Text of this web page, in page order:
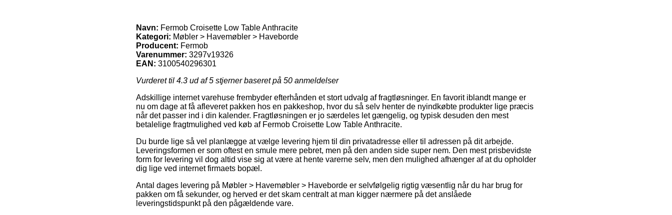
Navn: Fermob Croisette Low Table Anthracite
Kategori: Møbler > Havemøbler > Haveborde
Producent: Fermob
Varenummer: 3297v19326
EAN: 3100540296301
Vurderet til 4.3 ud af 5 stjerner baseret på 50 anmeldelser
Adskillige internet varehuse frembyder efterhånden et stort udvalg af fragtløsninger. En favorit iblandt mange er
nu om dage at få afleveret pakken hos en pakkeshop, hvor du så selv henter de nyindkøbte produkter lige præcis
når det passer ind i din kalender. Fragtløsningen er jo særdeles let gængelig, og typisk desuden den mest
betalelige fragtmulighed ved køb af Fermob Croisette Low Table Anthracite.
Du burde lige så vel planlægge at vælge levering hjem til din privatadresse eller til adressen på dit arbejde.
Leveringsformen er som oftest en smule mere pebret, men på den anden side super nem. Den mest prisbevidste
form for levering vil dog altid vise sig at være at hente varerne selv, men den mulighed afhænger af at du opholder
dig lige ved internet firmaets bopæl.
Antal dages levering på Møbler > Havemøbler > Haveborde er selvfølgelig rigtig væsentlig når du har brug for
pakken om få sekunder, og herved er det skam centralt at man kigger nærmere på det anslåede
leveringstidspunkt på den pågældende vare.